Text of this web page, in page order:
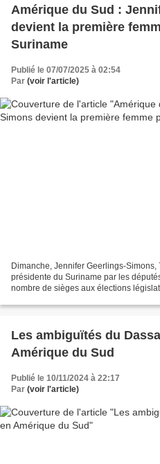
Amérique du Sud :
devient la première
Suriname
Publié le 07/07/2025 à 02:54
Par (voir l'article)
Dimanche, Jennifer Geerlings-
présidente du Suriname par les
nombre de sièges aux élections
Les ambiguïtés du
Amérique du Sud
Publié le 10/11/2024 à 22:17
Par (voir l'article)